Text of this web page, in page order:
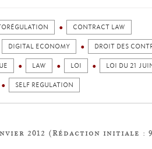
CONTRACT LAW
DIGITAL ECONOMY DROIT DES
LAW LOI LOI DU 21
SELF REGULATION
2012 (Rédaction initiale :